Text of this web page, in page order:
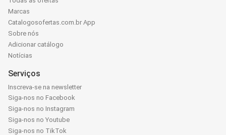
Marcas
Catalogosofertas.com.br App
Sobre nós
Adicionar catálogo
Notícias
Serviços
Inscreva-se na newsletter
Siga-nos no Facebook
Siga-nos no Instagram
Siga-nos no Youtube
Siga-nos no TikTok